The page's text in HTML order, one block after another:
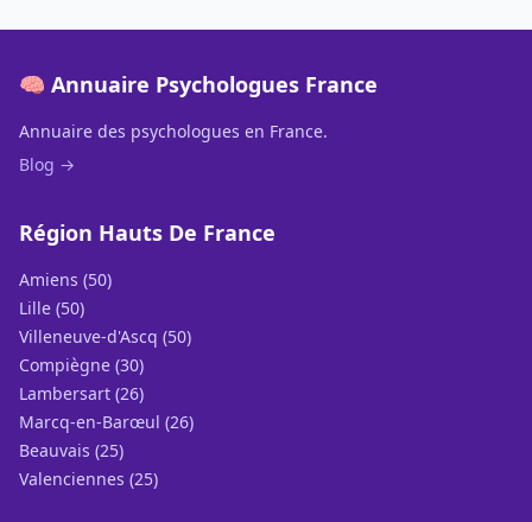
🧠 Annuaire Psychologues France
Annuaire des psychologues en France.
Blog →
Région Hauts De France
Amiens (50)
Lille (50)
Villeneuve-d'Ascq (50)
Compiègne (30)
Lambersart (26)
Marcq-en-Barœul (26)
Beauvais (25)
Valenciennes (25)